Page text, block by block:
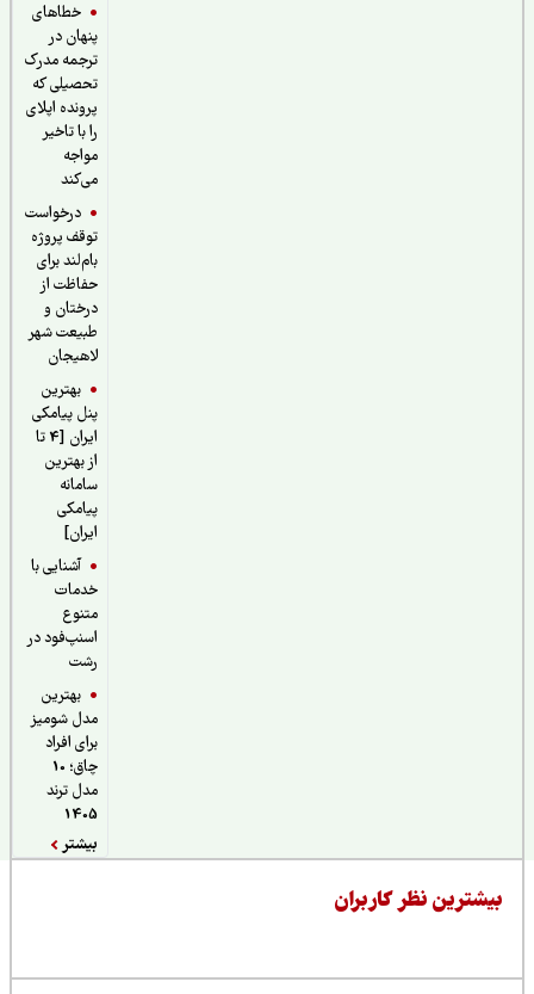
خطاهای
پنهان در
ترجمه مدرک
تحصیلی که
پرونده اپلای
را با تاخیر
درخواست
توقف پروژه
بام‌لند برای
حفاظت از
درختان و
طبیعت شهر
لاهیجان
بهترین
پنل پیامکی
ایران [4 تا
از بهترین
سامانه
پیامکی
آشنایی با
خدمات
اسنپ‌فود در
بهترین
مدل شومیز
برای افراد
چاق؛ 10
مدل ترند
نظر کاربران